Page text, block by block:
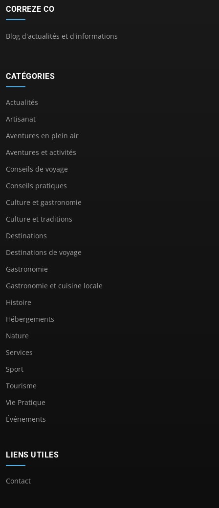
CORREZE CO
Blog d'actualités et d'informations
CATÉGORIES
Actualités
Artisanat
Aventures en plein air
Aventures et activités
Conseils de voyage
Conseils pratiques
Culture et gastronomie
Culture et traditions
Destinations
Destinations de voyage
Gastronomie
Gastronomie et cuisine locale
Histoire
Hébergements
Nature
Services
Sport
Tourisme
Vie Pratique
Événements
LIENS UTILES
Contact